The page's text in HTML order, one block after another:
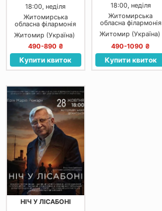
18:00, неділя
Житомирська
обласна філармонія
ім. С. Ріхтера
Житомир (Україна)
490-890 ₴
Купити квиток
18:00, неділя
Житомирська
обласна філармонія
ім. С. Ріхтера
Житомир (Україна)
490-1090 ₴
Купити квиток
НІЧ У ЛІСАБОНІ